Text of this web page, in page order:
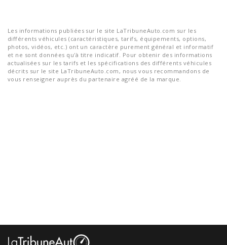
Les informations publiées sur le site LaTribuneAuto.com sur les
différents véhicules (caractéristiques, tarifs, équipements, options,
photos, vidéos, etc.) ont un caractère purement général et informatif
et ne sont données qu'à titre indicatif. Pour obtenir des informations
actualisées sur les tarifs et les spécifications des différents véhicules
décrits sur le site LaTribuneAuto.com, nous vous recommandons de
vous renseigner auprès du partenaire agréé de la marque.